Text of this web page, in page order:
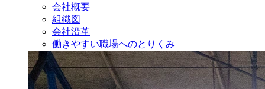
会社概要
組織図
会社沿革
働きやすい職場へのとりくみ